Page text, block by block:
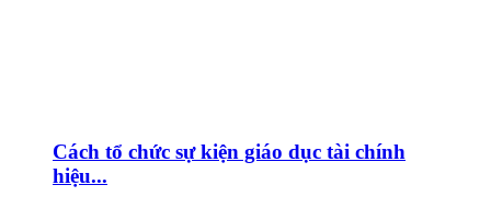
Cách tổ chức sự kiện giáo dục tài chính
hiệu...